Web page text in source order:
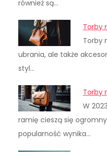
również są…
Torby
Torby
ubrania, ale także
styl…
Torby
W
ramię cieszą się
popularność wynika…